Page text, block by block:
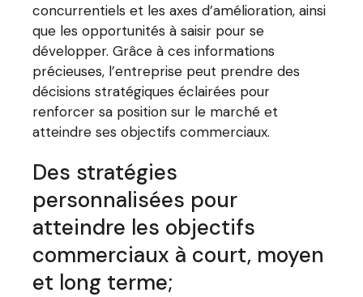
concurrentiels et les axes d’amélioration, ainsi
que les opportunités à saisir pour se
développer. Grâce à ces informations
précieuses, l’entreprise peut prendre des
décisions stratégiques éclairées pour
renforcer sa position sur le marché et
atteindre ses objectifs commerciaux.
Des stratégies
personnalisées pour
atteindre les objectifs
commerciaux à court, moyen
et long terme;